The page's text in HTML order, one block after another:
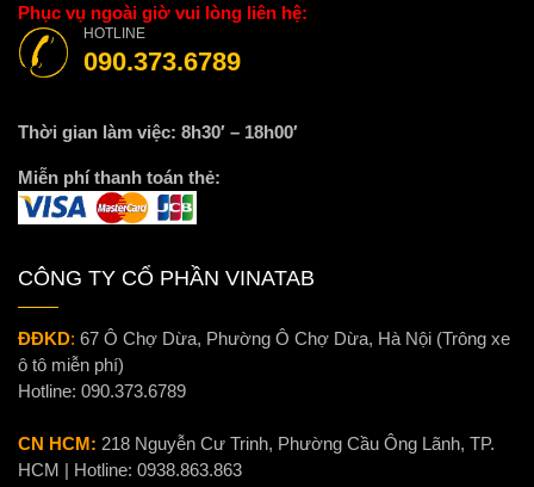
Phục vụ ngoài giờ vui lòng liên hệ:
HOTLINE
090.373.6789
Thời gian làm việc: 8h30′ – 18h00′
Miễn phí thanh toán thẻ:
CÔNG TY CỔ PHẦN VINATAB
ĐĐKD: 67 Ô Chợ Dừa, Phường Ô Chợ Dừa, Hà Nội (Trông xe
ô tô miễn phí)
Hotline: 090.373.6789
CN HCM: 218 Nguyễn Cư Trinh, Phường Cầu Ông Lãnh, TP.
HCM | Hotline: 0938.863.863